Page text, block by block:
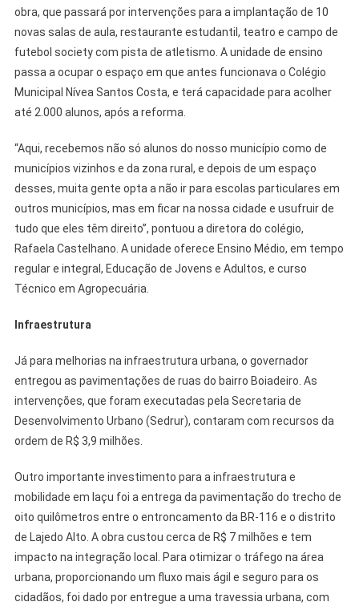
obra, que passará por intervenções para a implantação de 10
novas salas de aula, restaurante estudantil, teatro e campo de
futebol society com pista de atletismo. A unidade de ensino
passa a ocupar o espaço em que antes funcionava o Colégio
Municipal Nívea Santos Costa, e terá capacidade para acolher
até 2.000 alunos, após a reforma.
“Aqui, recebemos não só alunos do nosso município como de
municípios vizinhos e da zona rural, e depois de um espaço
desses, muita gente opta a não ir para escolas particulares em
outros municípios, mas em ficar na nossa cidade e usufruir de
tudo que eles têm direito”, pontuou a diretora do colégio,
Rafaela Castelhano. A unidade oferece Ensino Médio, em tempo
regular e integral, Educação de Jovens e Adultos, e curso
Técnico em Agropecuária.
Infraestrutura
Já para melhorias na infraestrutura urbana, o governador
entregou as pavimentações de ruas do bairro Boiadeiro. As
intervenções, que foram executadas pela Secretaria de
Desenvolvimento Urbano (Sedrur), contaram com recursos da
ordem de R$ 3,9 milhões.
Outro importante investimento para a infraestrutura e
mobilidade em Iaçu foi a entrega da pavimentação do trecho de
oito quilômetros entre o entroncamento da BR-116 e o distrito
de Lajedo Alto. A obra custou cerca de R$ 7 milhões e tem
impacto na integração local. Para otimizar o tráfego na área
urbana, proporcionando um fluxo mais ágil e seguro para os
cidadãos, foi dado por entregue a uma travessia urbana, com